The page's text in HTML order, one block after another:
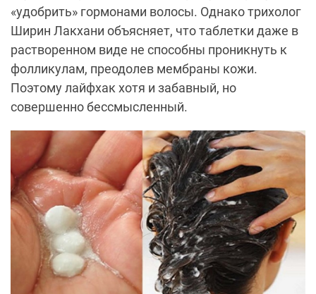
«удобрить» гормонами волосы. Однако трихолог
Ширин Лакхани объясняет, что таблетки даже в
растворенном виде не способны проникнуть к
фолликулам, преодолев мембраны кожи.
Поэтому лайфхак хотя и забавный, но
совершенно бессмысленный.